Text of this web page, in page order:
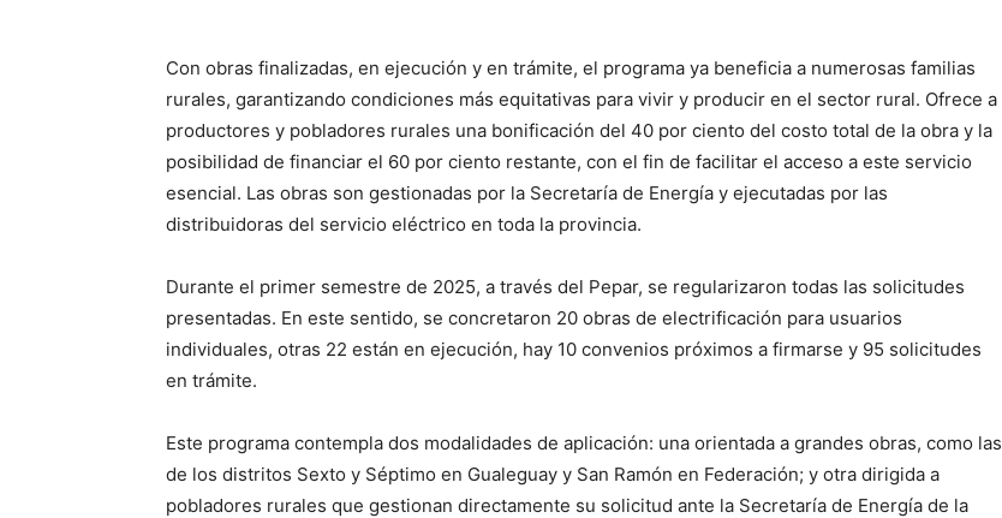
Con obras finalizadas, en ejecución y en trámite, el programa ya beneficia a numerosas familias
rurales, garantizando condiciones más equitativas para vivir y producir en el sector rural. Ofrece a
productores y pobladores rurales una bonificación del 40 por ciento del costo total de la obra y la
posibilidad de financiar el 60 por ciento restante, con el fin de facilitar el acceso a este servicio
esencial. Las obras son gestionadas por la Secretaría de Energía y ejecutadas por las
distribuidoras del servicio eléctrico en toda la provincia.
Durante el primer semestre de 2025, a través del Pepar, se regularizaron todas las solicitudes
presentadas. En este sentido, se concretaron 20 obras de electrificación para usuarios
individuales, otras 22 están en ejecución, hay 10 convenios próximos a firmarse y 95 solicitudes
en trámite.
Este programa contempla dos modalidades de aplicación: una orientada a grandes obras, como las
de los distritos Sexto y Séptimo en Gualeguay y San Ramón en Federación; y otra dirigida a
pobladores rurales que gestionan directamente su solicitud ante la Secretaría de Energía de la